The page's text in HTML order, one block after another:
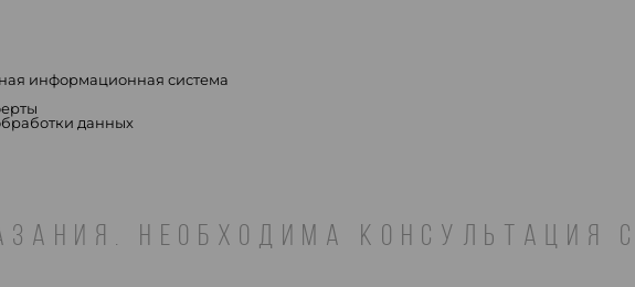
информационная система
данных
НЕОБХОДИМА КОНСУЛЬТАЦИЯ